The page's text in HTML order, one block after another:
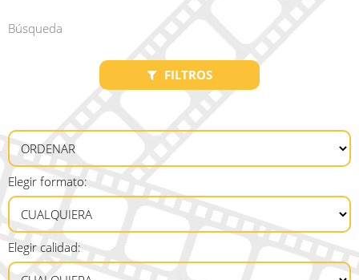
FILTROS
Elegir formato:
Elegir calidad: